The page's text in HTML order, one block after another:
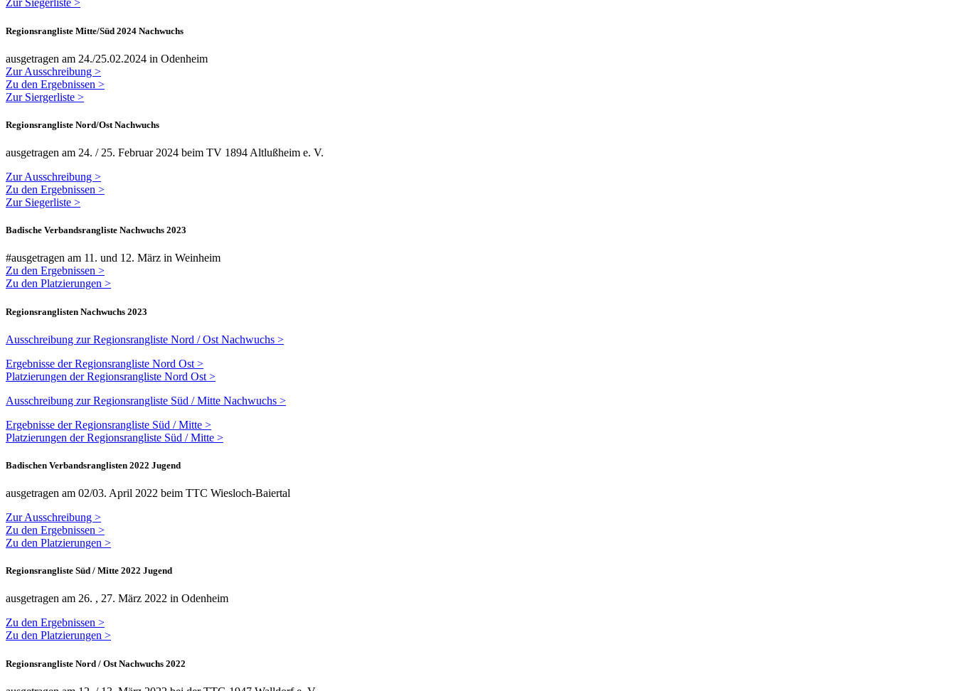
Zur Siegerliste >
Regionsrangliste Mitte/Süd 2024 Nachwuchs
ausgetragen am 24./25.02.2024 in Odenheim
Zur Ausschreibung >
Zu den Ergebnissen >
Zur Siergerliste >
Regionsrangliste Nord/Ost Nachwuchs
ausgetragen am 24. / 25. Februar 2024 beim TV 1894 Altlußheim e. V.
Zur Ausschreibung >
Zu den Ergebnissen >
Zur Siegerliste >
Badische Verbandsrangliste Nachwuchs 2023
#ausgetragen am 11. und 12. März in Weinheim
Zu den Ergebnissen >
Zu den Platzierungen >
Regionsranglisten Nachwuchs 2023
Ausschreibung zur Regionsrangliste Nord / Ost Nachwuchs >
Ergebnisse der Regionsrangliste Nord Ost >
Platzierungen der Regionsrangliste Nord Ost >
Ausschreibung zur Regionsrangliste Süd / Mitte Nachwuchs >
Ergebnisse der Regionsrangliste Süd / Mitte >
Platzierungen der Regionsrangliste Süd / Mitte >
Badischen Verbandsranglisten 2022 Jugend
ausgetragen am 02/03. April 2022 beim TTC Wiesloch-Baiertal
Zur Ausschreibung >
Zu den Ergebnissen >
Zu den Platzierungen >
Regionsrangliste Süd / Mitte 2022 Jugend
ausgetragen am 26. , 27. März 2022 in Odenheim
Zu den Ergebnissen >
Zu den Platzierungen >
Regionsrangliste Nord / Ost Nachwuchs 2022